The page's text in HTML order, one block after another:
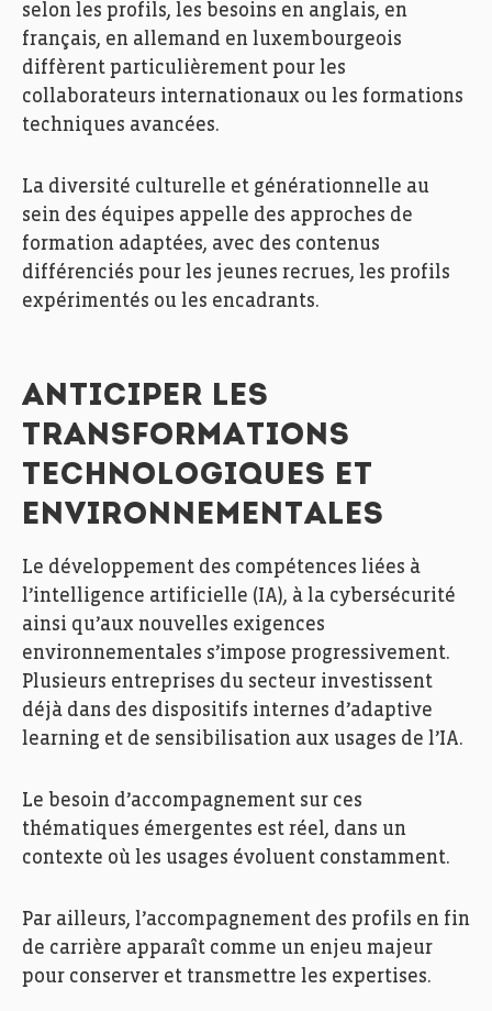
selon les profils, les besoins en anglais, en
français, en allemand en luxembourgeois
diffèrent particulièrement pour les
collaborateurs internationaux ou les formations
techniques avancées.
La diversité culturelle et générationnelle au
sein des équipes appelle des approches de
formation adaptées, avec des contenus
différenciés pour les jeunes recrues, les profils
expérimentés ou les encadrants.
ANTICIPER LES
TRANSFORMATIONS
TECHNOLOGIQUES ET
ENVIRONNEMENTALES
Le développement des compétences liées à
l’intelligence artificielle (IA), à la cybersécurité
ainsi qu’aux nouvelles exigences
environnementales s’impose progressivement.
Plusieurs entreprises du secteur investissent
déjà dans des dispositifs internes d’adaptive
learning et de sensibilisation aux usages de l’IA.
Le besoin d’accompagnement sur ces
thématiques émergentes est réel, dans un
contexte où les usages évoluent constamment.
Par ailleurs, l’accompagnement des profils en fin
de carrière apparaît comme un enjeu majeur
pour conserver et transmettre les expertises.